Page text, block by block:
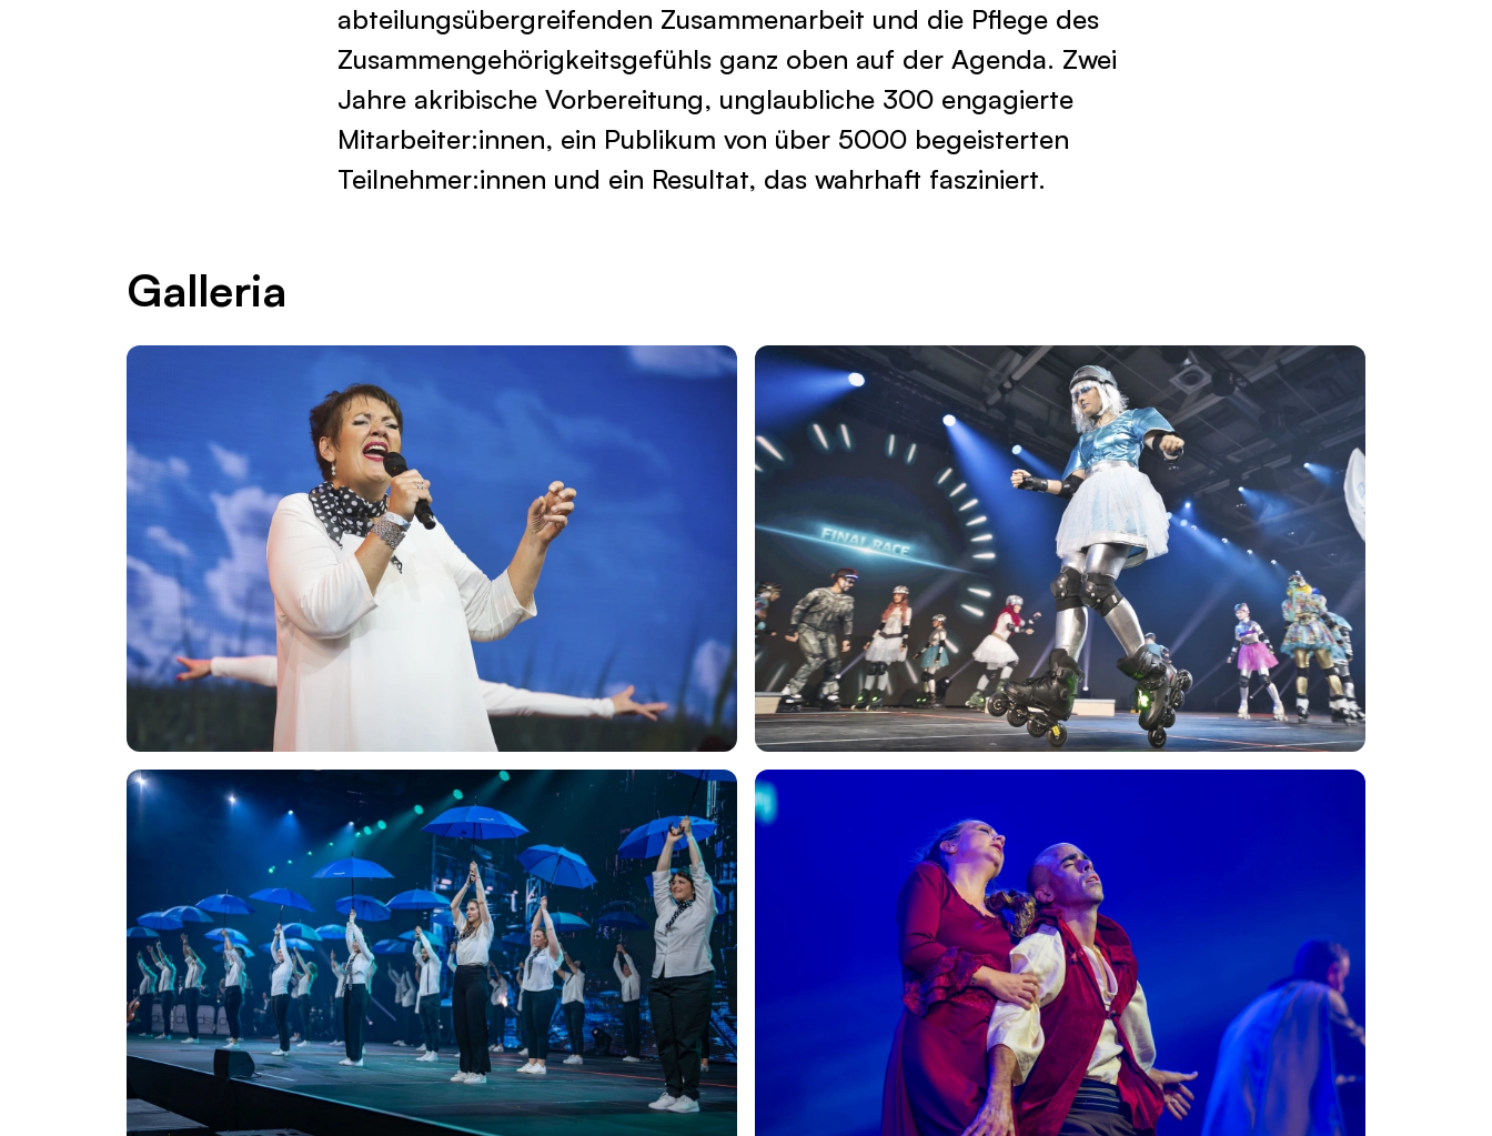
abteilungsübergreifenden Zusammenarbeit und die Pflege des
Zusammengehörigkeitsgefühls ganz oben auf der Agenda. Zwei
Jahre akribische Vorbereitung, unglaubliche 300 engagierte
Mitarbeiter:innen, ein Publikum von über 5000 begeisterten
Teilnehmer:innen und ein Resultat, das wahrhaft fasziniert.
Galleria